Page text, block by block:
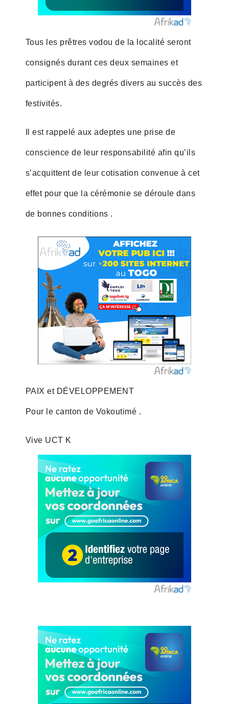
Tous les prêtres vodou de la localité seront
consignés durant ces deux semaines et
participent à des degrés divers au succès des
festivités.
Il est rappelé aux adeptes une prise de
conscience de leur responsabilité afin qu’ils
s’acquittent de leur cotisation convenue à cet
effet pour que la cérémonie se déroule dans
de bonnes conditions .
PAIX et DÉVELOPPEMENT
Pour le canton de Vokoutimé .
Vive UCT K